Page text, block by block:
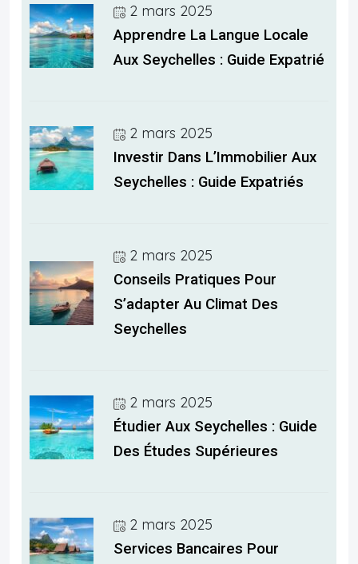
2 mars 2025
Apprendre La Langue Locale
Aux Seychelles : Guide Expatrié
2 mars 2025
Investir Dans L’Immobilier Aux
Seychelles : Guide Expatriés
2 mars 2025
Conseils Pratiques Pour
S’adapter Au Climat Des
Seychelles
2 mars 2025
Étudier Aux Seychelles : Guide
Des Études Supérieures
2 mars 2025
Services Bancaires Pour